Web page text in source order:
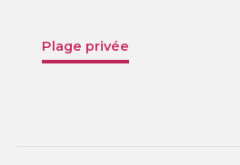
Plage privée